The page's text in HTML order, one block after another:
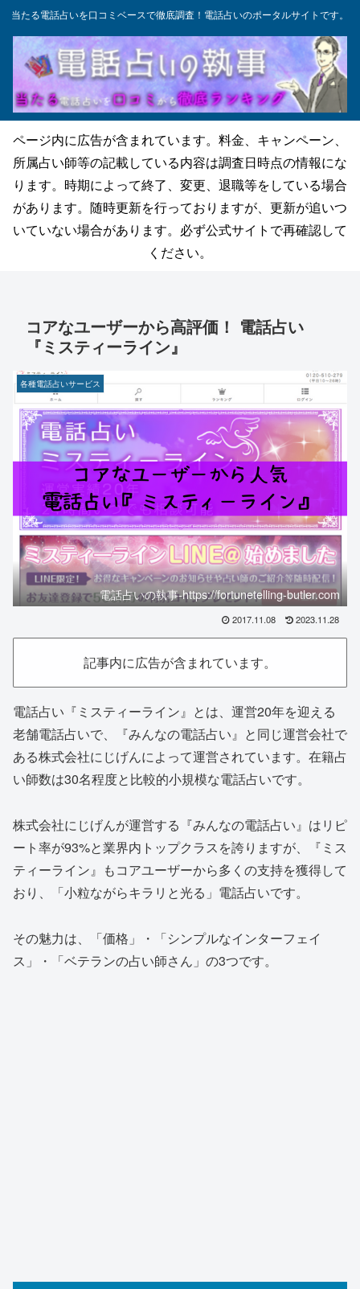
当たる電話占いを口コミベースで徹底調査！電話占いのポータルサイトです。
ページ内に広告が含まれています。料金、キャンペーン、
所属占い師等の記載している内容は調査日時点の情報にな
ります。時期によって終了、変更、退職等をしている場合
があります。随時更新を行っておりますが、更新が追いつ
いていない場合があります。必ず公式サイトで再確認して
ください。
コアなユーザーから高評価！ 電話占い
『ミスティーライン』
各種電話占いサービス
電話占いの執事-https://fortunetelling-butler.com
2017.11.08 2023.11.28
記事内に広告が含まれています。
電話占い『ミスティーライン』とは、運営20年を迎える
老舗電話占いで、『みんなの電話占い』と同じ運営会社で
ある株式会社にじげんによって運営されています。在籍占
い師数は30名程度と比較的小規模な電話占いです。
株式会社にじげんが運営する『みんなの電話占い』はリピ
ート率が93%と業界内トップクラスを誇りますが、
『ミス
ティーライン』もコアユーザーから多くの支持を獲得して
おり、「小粒ながらキラリと光る」電話占いです。
その魅力は、「価格」・「シンプルなインターフェイ
ス」・「ベテランの占い師さん」の3つです。